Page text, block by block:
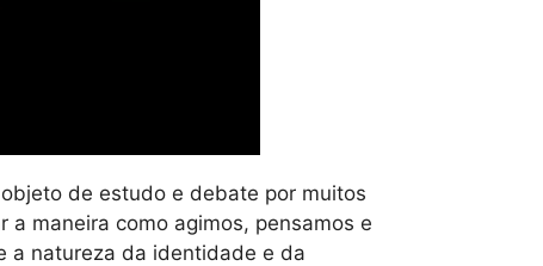
de estudo e debate por muitos
maneira como agimos, pensamos e
a natureza da identidade e da